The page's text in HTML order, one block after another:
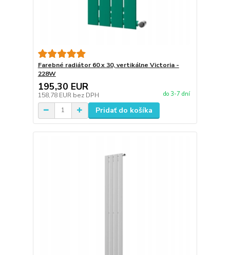
Farebné radiátor 60 x 30, vertikálne Victoria -
228W
195,30 EUR
158,78 EUR bez DPH do 3-7 dní
Pridať do košíka